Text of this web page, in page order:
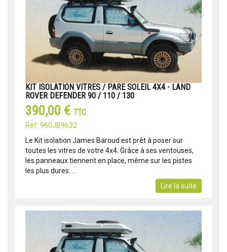
KIT ISOLATION VITRES / PARE SOLEIL 4X4 - LAND
ROVER DEFENDER 90 / 110 / 130
390,00 € TTC
Réf: 960JB9632
Le Kit isolation James Baroud est prêt à poser sur
toutes les vitres de votre 4x4. Grâce à ses ventouses,
les panneaux tiennent en place, même sur les pistes
les plus dures. ...
Lire la suite